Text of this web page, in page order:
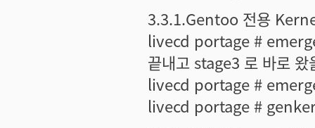
3.3.1.Gentoo 전용
livecd portage #
끝내고 stage3 로 바로 왔
livecd portage #
livecd portage #